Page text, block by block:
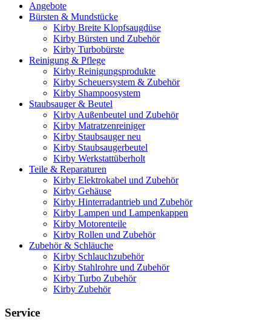
Angebote
Bürsten & Mundstücke
Kirby Breite Klopfsaugdüse
Kirby Bürsten und Zubehör
Kirby Turbobürste
Reinigung & Pflege
Kirby Reinigungsprodukte
Kirby Scheuersystem & Zubehör
Kirby Shampoosystem
Staubsauger & Beutel
Kirby Außenbeutel und Zubehör
Kirby Matratzenreiniger
Kirby Staubsauger neu
Kirby Staubsaugerbeutel
Kirby Werkstattüberholt
Teile & Reparaturen
Kirby Elektrokabel und Zubehör
Kirby Gehäuse
Kirby Hinterradantrieb und Zubehör
Kirby Lampen und Lampenkappen
Kirby Motorenteile
Kirby Rollen und Zubehör
Zubehör & Schläuche
Kirby Schlauchzubehör
Kirby Stahlrohre und Zubehör
Kirby Turbo Zubehör
Kirby Zubehör
Service